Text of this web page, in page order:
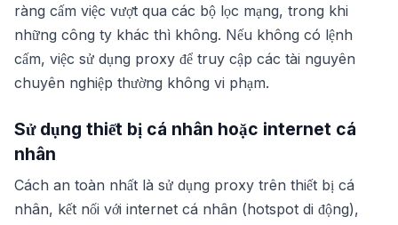
ràng cấm việc vượt qua các bộ lọc mạng, trong khi
những công ty khác thì không. Nếu không có lệnh
cấm, việc sử dụng proxy để truy cập các tài nguyên
chuyên nghiệp thường không vi phạm.
Sử dụng thiết bị cá nhân hoặc internet cá
nhân
Cách an toàn nhất là sử dụng proxy trên thiết bị cá
nhân, kết nối với internet cá nhân (hotspot di động),